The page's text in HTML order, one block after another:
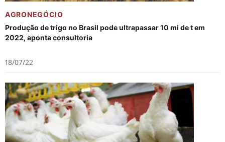
AGRONEGÓCIO
Produção de trigo no Brasil pode ultrapassar 10 mi de t em
2022, aponta consultoria
18/07/22